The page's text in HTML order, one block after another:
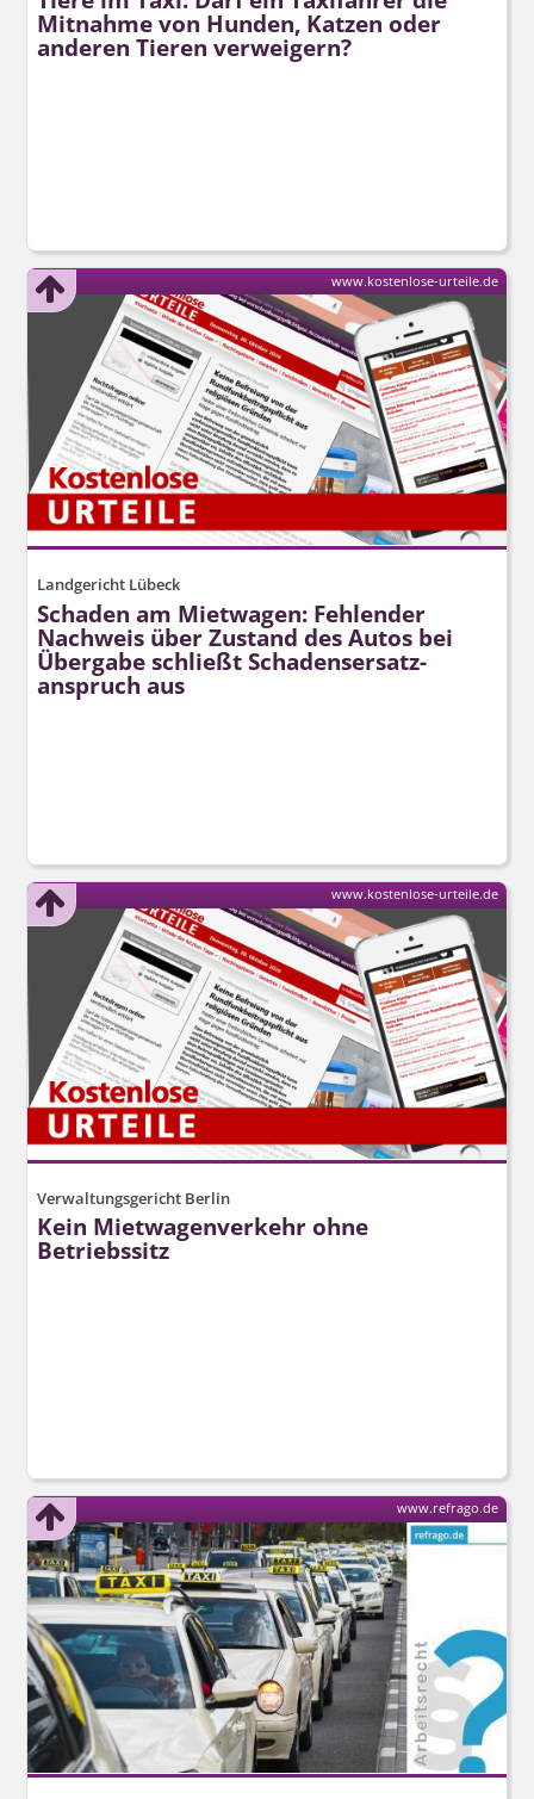
Mitnahme von Hunden, Katzen oder
anderen Tieren verweigern?
Landgericht Lübeck
Schaden am Mietwagen: Fehlender
Nachweis über Zustand des Autos bei
Übergabe schließt Schadens­ersatz­
anspruch aus
www.kostenlose-urteile.de
Verwaltungsgericht Berlin
Kein Mietwagenverkehr ohne
Betriebssitz
www.kostenlose-urteile.de
www.refrago.de